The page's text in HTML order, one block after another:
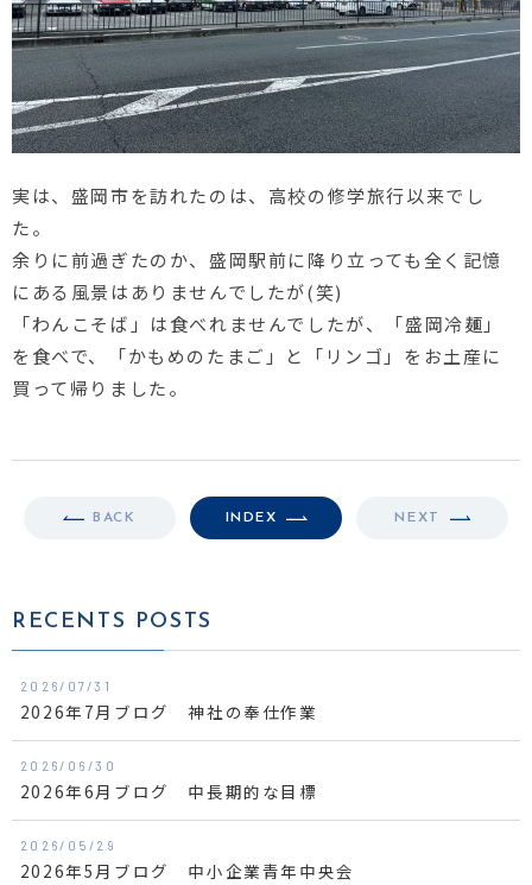
実は、盛岡市を訪れたのは、高校の修学旅行以来でし
た。
余りに前過ぎたのか、盛岡駅前に降り立っても全く記憶
にある風景はありませんでしたが(笑)
「わんこそば」は食べれませんでしたが、「盛岡冷麺」
を食べで、「かもめのたまご」と「リンゴ」をお土産に
買って帰りました。
BACK INDEX NEXT
RECENTS POSTS
2026/07/31
2026年7月ブログ 神社の奉仕作業
2026/06/30
2026年6月ブログ 中長期的な目標
2026/05/29
2026年5月ブログ 中小企業青年中央会